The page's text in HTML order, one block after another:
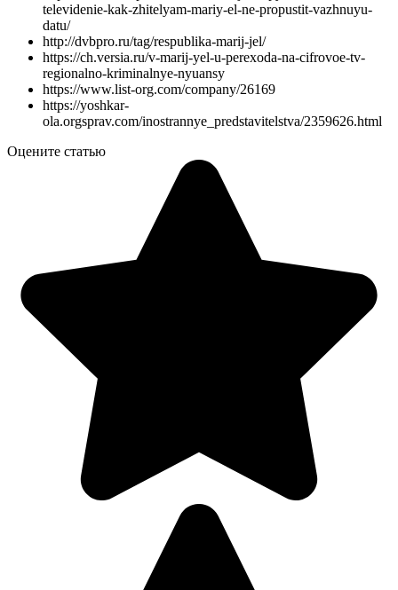
televidenie-kak-zhitelyam-mariy-el-ne-propustit-vazhnuyu-
datu/
http://dvbpro.ru/tag/respublika-marij-jel/
https://ch.versia.ru/v-marij-yel-u-perexoda-na-cifrovoe-tv-
regionalno-kriminalnye-nyuansy
https://www.list-org.com/company/26169
https://yoshkar-
ola.orgsprav.com/inostrannye_predstavitelstva/2359626.html
Оцените статью